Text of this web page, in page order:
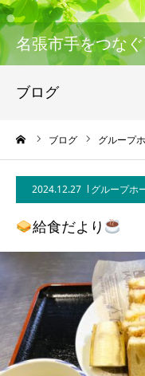
名張市手をつな
ブログ
ブログ グループ
2024.12.27 グループホ
給食だより
入会･募集のご案内
お問い合わせ